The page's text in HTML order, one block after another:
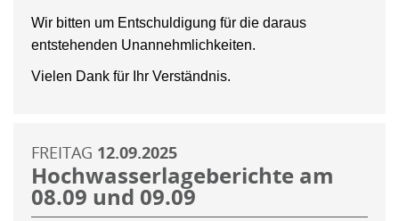
Wir bitten um Entschuldigung für die daraus
entstehenden Unannehmlichkeiten.
Vielen Dank für Ihr Verständnis.
FREITAG 12.09.2025
Hochwasserlageberichte am
08.09 und 09.09